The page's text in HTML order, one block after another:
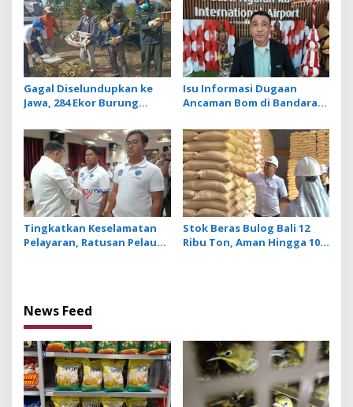
Gagal Diselundupkan ke
Jawa, 284 Ekor Burung
Dilepasliarkan Cegah
Ancaman Penyakit
Isu Informasi Dugaan
Ancaman Bom di Bandara
Benar, Operasional
Penerbangan Lancar
Tingkatkan Keselamatan
Pelayaran, Ratusan Pelaut
Stok Beras Bulog Bali 12
Ribu Ton, Aman Hingga 10
News Feed